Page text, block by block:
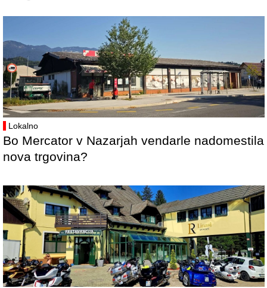
Lokalno
Bo Mercator v Nazarjah vendarle nadomestila
nova trgovina?